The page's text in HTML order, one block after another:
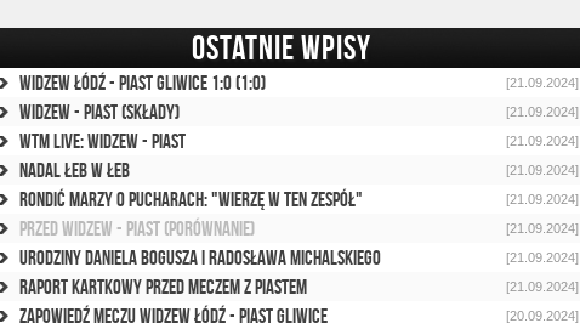
OSTATNIE WPISY
Widzew Łódź - Piast Gliwice 1:0 (1:0) [21.09.2024]
Widzew - Piast (składy) [21.09.2024]
WTM Live: Widzew - Piast [21.09.2024]
Nadal łeb w łeb [21.09.2024]
Rondić marzy o pucharach: "Wierzę w ten zespół" [21.09.2024]
Przed Widzew - Piast (porównanie) [21.09.2024]
Urodziny Daniela Bogusza i Radosława Michalskiego [21.09.2024]
Raport kartkowy przed meczem z Piastem [21.09.2024]
Zapowiedź meczu Widzew Łódź - Piast Gliwice [20.09.2024]